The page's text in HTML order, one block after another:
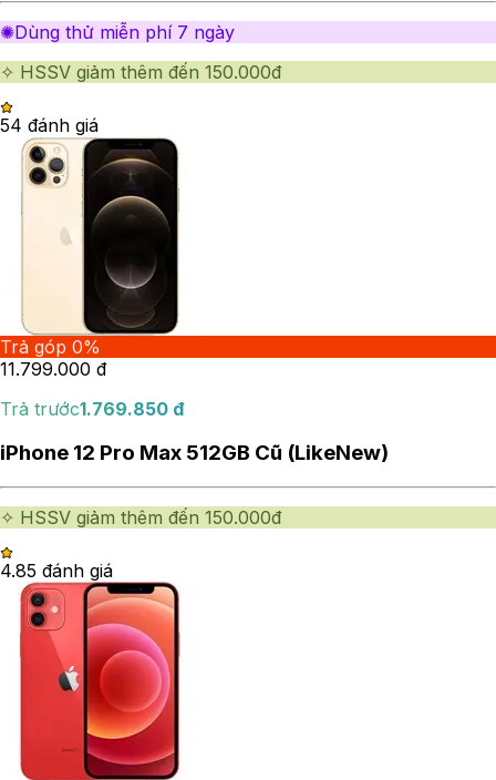
✺Dùng thử miễn phí 7 ngày
✧ HSSV giảm thêm đến 150.000đ
54 đánh giá
Trả góp 0%
11.799.000 đ
Trả trước1.769.850 đ
iPhone 12 Pro Max 512GB Cũ (LikeNew)
✧ HSSV giảm thêm đến 150.000đ
4.85 đánh giá